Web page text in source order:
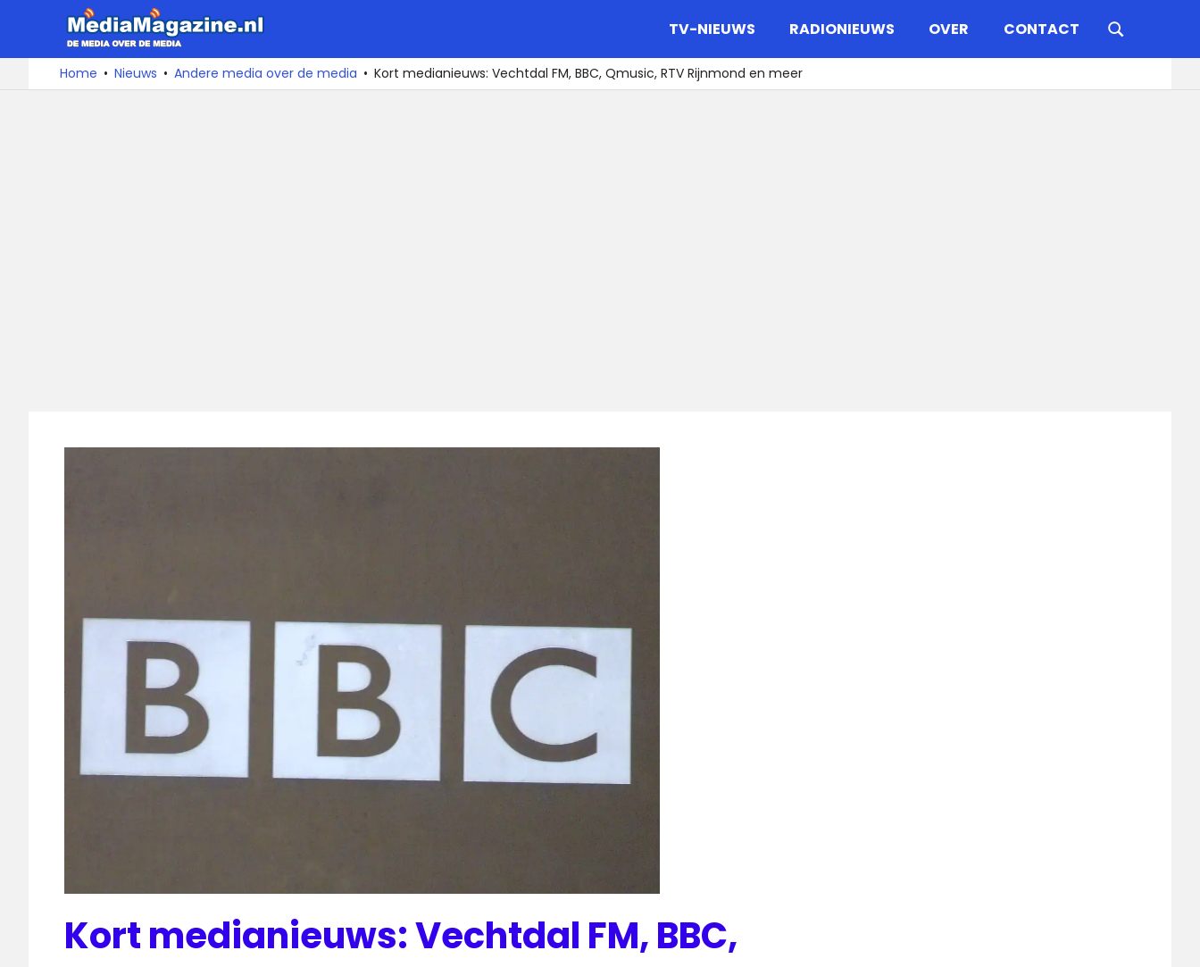
naar
De
media
over
TV-NIEUWS RADIONIEUWS OVER CONTACT
Home Nieuws Andere media over de media Kort medianieuws: Vechtdal FM, BBC, Qmusic, RTV Rijnmond en meer
Kort medianieuws: Vechtdal FM, BBC,